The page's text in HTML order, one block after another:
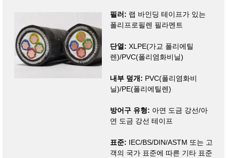
필러: 랩 바인딩 테이프가 있는
폴리프로필렌 필라멘트
단열: XLPE(가교 폴리에틸
렌)/PVC(폴리염화비닐)
내부 덮개: PVC(폴리염화비
닐)/PE(폴리에틸렌)
방어구 유형: 아연 도금 강선/아
연 도금 강선 테이프
표준: IEC/BS/DIN/ASTM 또는 고
객의 국가 표준에 따른 기타 표준